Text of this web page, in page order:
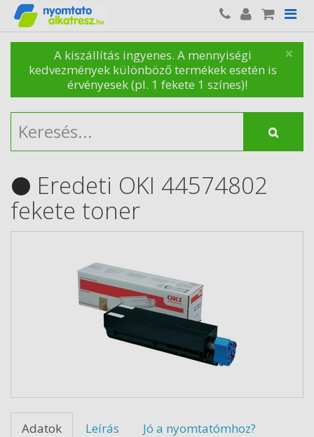
×
A kiszállítás ingyenes. A mennyiségi
kedvezmények különböző termékek esetén is
érvényesek (pl. 1 fekete 1 színes)!
Eredeti OKI 44574802
fekete toner
Adatok Leírás
Jó a nyomtatómhoz?